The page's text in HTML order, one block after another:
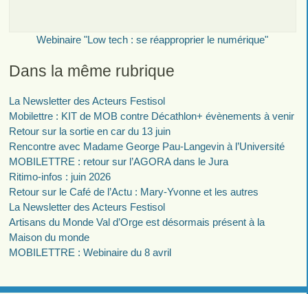
Webinaire "Low tech : se réapproprier le numérique"
Dans la même rubrique
La Newsletter des Acteurs Festisol
Mobilettre : KIT de MOB contre Décathlon+ évènements à venir
Retour sur la sortie en car du 13 juin
Rencontre avec Madame George Pau-Langevin à l’Université
MOBILETTRE : retour sur l’AGORA dans le Jura
Ritimo-infos : juin 2026
Retour sur le Café de l’Actu : Mary-Yvonne et les autres
La Newsletter des Acteurs Festisol
Artisans du Monde Val d’Orge est désormais présent à la
Maison du monde
MOBILETTRE : Webinaire du 8 avril